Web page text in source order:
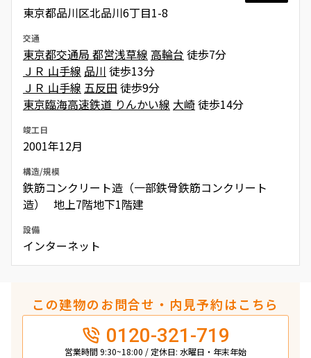
東京都品川区北品川6丁目1-8
交通
東京都交通局 都営浅草線 高輪台 徒歩7分
ＪＲ 山手線 品川 徒歩13分
ＪＲ 山手線 五反田 徒歩9分
東京臨海高速鉄道 りんかい線 大崎徒歩14分
竣工日
2001年12月
構造/規模
鉄筋コンクリート造（一部鉄骨鉄筋コンクリート
造） 地上7階地下1階建
設備
インターネット
この建物のお問合せ・内見予約はこちら
0120-321-719
営業時間 9:30~18:00 / 定休日: 水曜日・年末年始